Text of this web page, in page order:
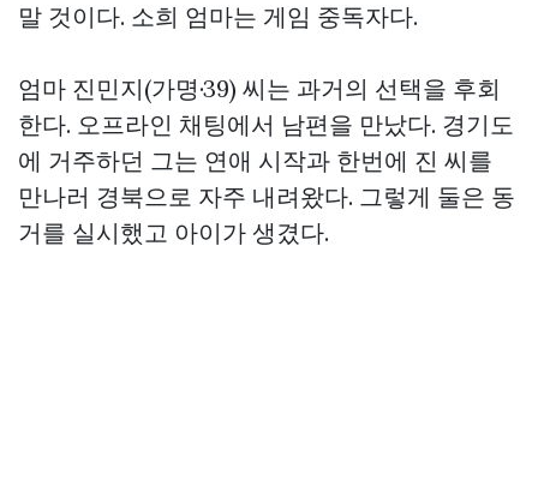
말 것이다. 소희 엄마는 게임 중독자다.
엄마 진민지(가명·39) 씨는 과거의 선택을 후회
한다. 오프라인 채팅에서 남편을 만났다. 경기도
에 거주하던 그는 연애 시작과 한번에 진 씨를
만나러 경북으로 자주 내려왔다. 그렇게 둘은 동
거를 실시했고 아이가 생겼다.